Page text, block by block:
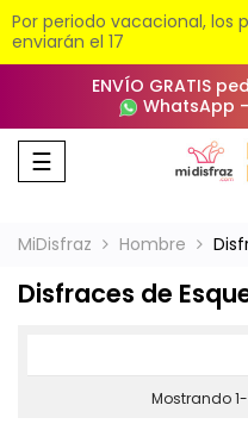
Por periodo vacacional, los
enviarán el 17
ENVÍO GRATIS
WhatsApp -
Navegación
de
☰
MiDisfraz Hombre
Disfraces de
Mostrando